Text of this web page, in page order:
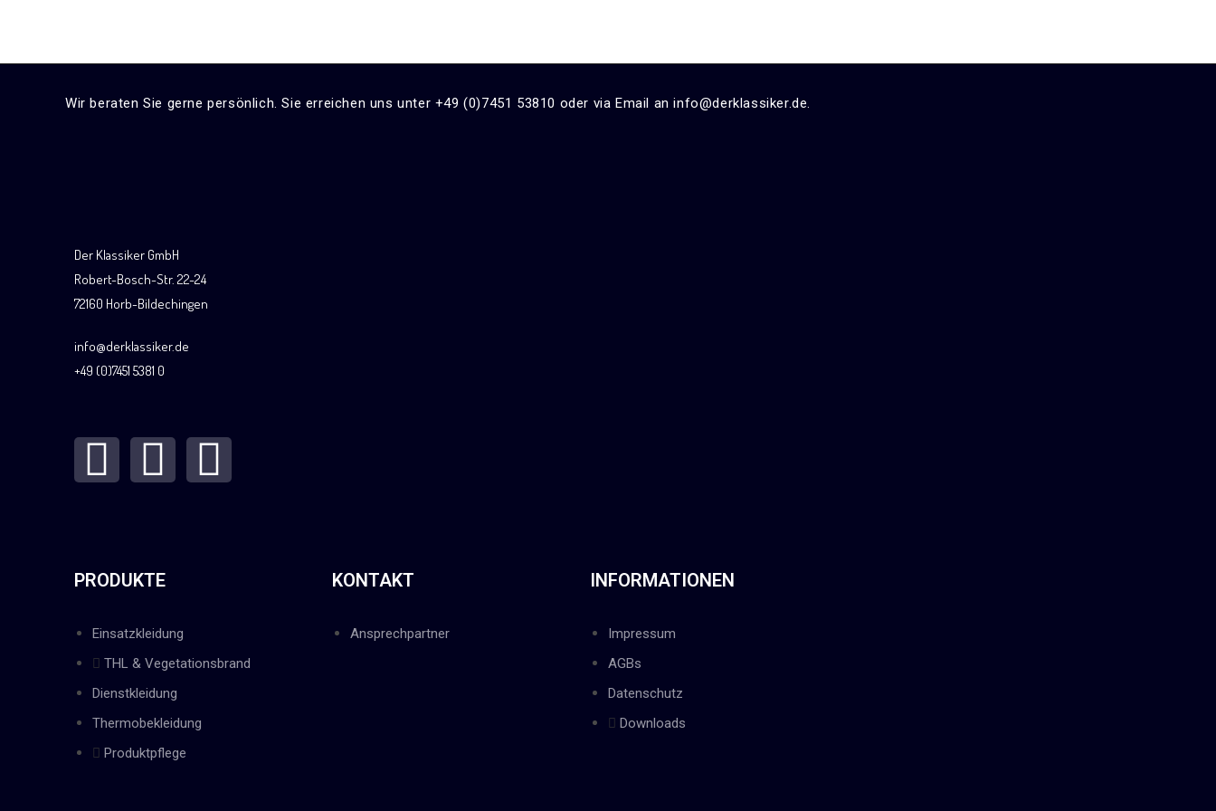
Wir beraten Sie gerne persönlich. Sie erreichen uns unter +49 (0)7451 53810 oder via Email an info@derklassiker.de.
Der Klassiker GmbH
Robert-Bosch-Str. 22-24
72160 Horb-Bildechingen
info@derklassiker.de
+49 (0)7451 5381 0
PRODUKTE
Einsatzkleidung
THL & Vegetationsbrand
Dienstkleidung
Thermobekleidung
Produktpflege
KONTAKT
Ansprechpartner
INFORMATIONEN
Impressum
AGBs
Datenschutz
Downloads